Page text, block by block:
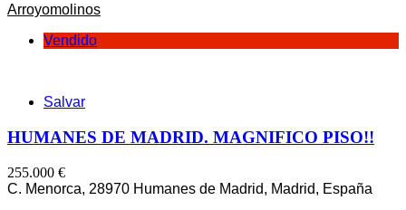
Arroyomolinos
Vendido
Salvar
HUMANES DE MADRID. MAGNIFICO PISO!!
255.000 €
C. Menorca, 28970 Humanes de Madrid, Madrid, España